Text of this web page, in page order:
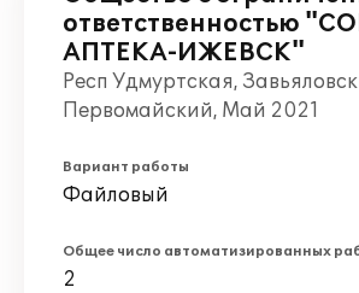
ответственностью
АПТЕКА-ИЖЕВСК"
Респ Удмуртская,
Первомайский, Май 2021
Вариант работы
Файловый
Общее число автоматизированных
2